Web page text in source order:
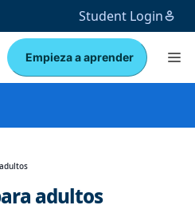
Student Login
Empieza a aprender
adultos